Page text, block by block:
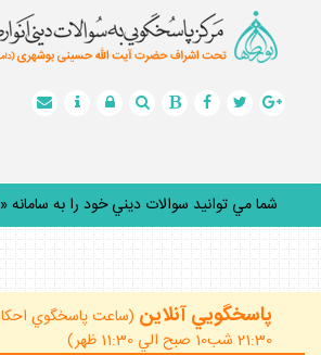
شما مي توانيد سوالات ديني خود را به سامانه «30001939» پيام
پاسخگويي آنلاين
21:30 شب10 صبح الي 11:30 ظهر)